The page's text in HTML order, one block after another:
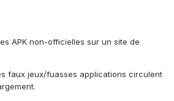
APK non-officielles sur un site de
faux jeux/fuasses applications circulent